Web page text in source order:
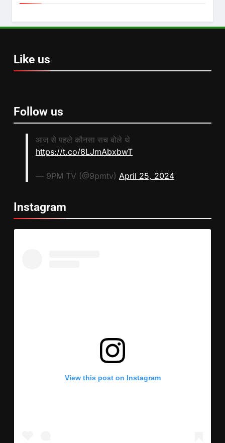
Like us
Follow us
आज से पहले कौनसा सच बोले थे
https://t.co/8LJmAbxbwT
— 9PM TV (@9pmtv) April 25, 2024
Instagram
View this post on Instagram